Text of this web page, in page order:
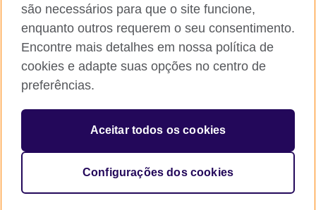
Comentários e reclamações
Política de privacidade e termos de uso
© 2026 British Council
The United Kingdom’s international organisation for cultural
são necessários para que o site funcione,
enquanto outros requerem o seu consentimento.
Encontre mais detalhes em nossa política de
cookies e adapte suas opções no centro de
preferências.
Aceitar todos os cookies
Configurações dos cookies